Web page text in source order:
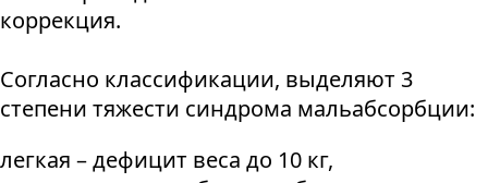
коррекция.
Согласно классификации, выделяют 3
степени тяжести синдрома мальабсорбции:
легкая – дефицит веса до 10 кг,